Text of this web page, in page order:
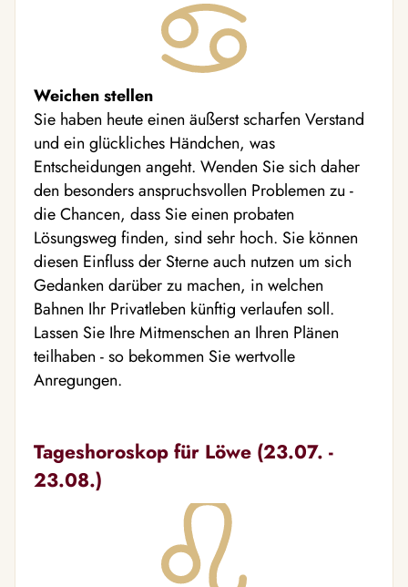
Weichen stellen
Sie haben heute einen äußerst scharfen Verstand
und ein glückliches Händchen, was
Entscheidungen angeht. Wenden Sie sich daher
den besonders anspruchsvollen Problemen zu -
die Chancen, dass Sie einen probaten
Lösungsweg finden, sind sehr hoch. Sie können
diesen Einfluss der Sterne auch nutzen um sich
Gedanken darüber zu machen, in welchen
Bahnen Ihr Privatleben künftig verlaufen soll.
Lassen Sie Ihre Mitmenschen an Ihren Plänen
teilhaben - so bekommen Sie wertvolle
Anregungen.
Tageshoroskop für Löwe (23.07. -
23.08.)